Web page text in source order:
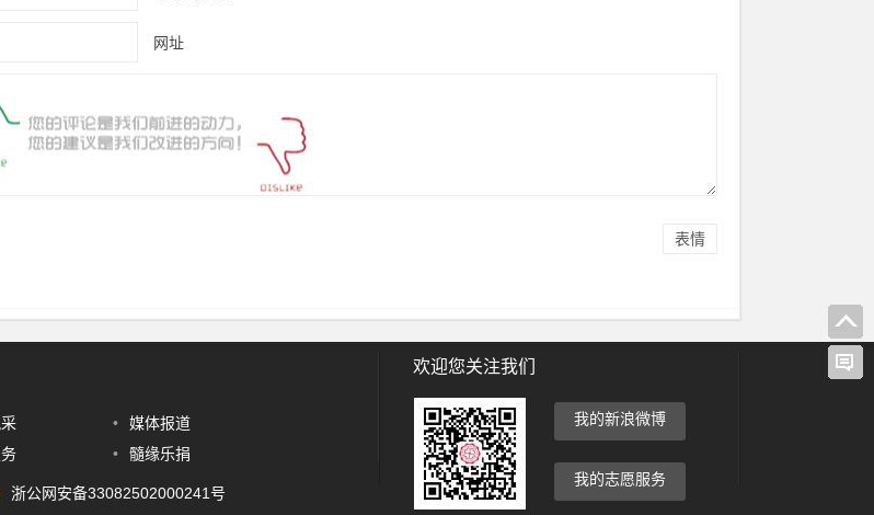
网址
表情
•
媒体报道
• 髓缘乐捐
浙公网安备33082502000241号
欢迎您关注我们
我的新浪微博
我的志愿服务